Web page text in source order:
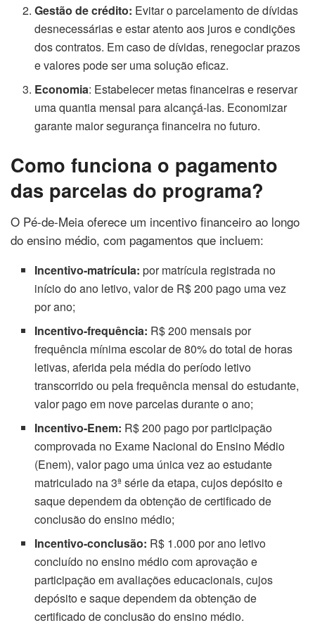
Gestão de crédito: Evitar o parcelamento de dívidas
desnecessárias e estar atento aos juros e condições
dos contratos. Em caso de dívidas, renegociar prazos
e valores pode ser uma solução eficaz.
Economia: Estabelecer metas financeiras e reservar
uma quantia mensal para alcançá-las. Economizar
garante maior segurança financeira no futuro.
Como funciona o pagamento
das parcelas do programa?
O Pé-de-Meia oferece um incentivo financeiro ao longo
do ensino médio, com pagamentos que incluem:
Incentivo-matrícula: por matrícula registrada no
início do ano letivo, valor de R$ 200 pago uma vez
por ano;
Incentivo-frequência: R$ 200 mensais por
frequência mínima escolar de 80% do total de horas
letivas, aferida pela média do período letivo
transcorrido ou pela frequência mensal do estudante,
valor pago em nove parcelas durante o ano;
Incentivo-Enem: R$ 200 pago por participação
comprovada no Exame Nacional do Ensino Médio
(Enem), valor pago uma única vez ao estudante
matriculado na 3ª série da etapa, cujos depósito e
saque dependem da obtenção de certificado de
conclusão do ensino médio;
Incentivo-conclusão: R$ 1.000 por ano letivo
concluído no ensino médio com aprovação e
participação em avaliações educacionais, cujos
depósito e saque dependem da obtenção de
certificado de conclusão do ensino médio.